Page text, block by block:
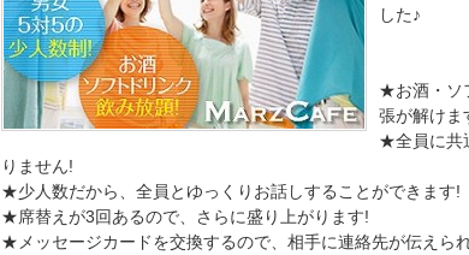
した♪
★お酒・ソ
張が解けま
★全員に共
りません!
★少人数だから、全員とゆっくりお話しすることができます!
★席替えが3回あるので、さらに盛り上がります!
★メッセージカードを交換するので、相手に連絡先が伝えら